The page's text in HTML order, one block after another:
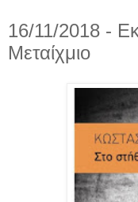
16/11/2018 -
Μεταίχμιο